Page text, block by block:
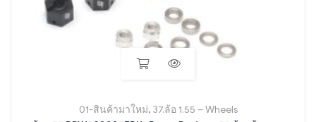
01-สินค้ามาใหม่, 37.ล้อ 1.55 – Wheels